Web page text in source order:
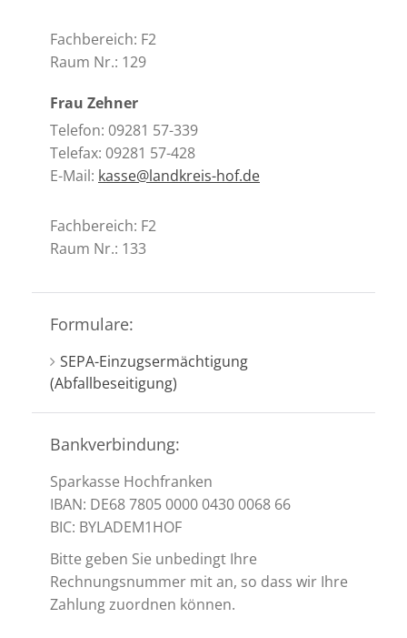
Fachbereich: F2
Raum Nr.: 129
Frau Zehner
Telefon: 09281 57-339
Telefax: 09281 57-428
E-Mail: kasse@landkreis-hof.de
Fachbereich: F2
Raum Nr.: 133
Formulare:
SEPA-Einzugsermächtigung
(Abfallbeseitigung)
Bankverbindung:
Sparkasse Hochfranken
IBAN: DE68 7805 0000 0430 0068 66
BIC: BYLADEM1HOF
Bitte geben Sie unbedingt Ihre
Rechnungsnummer mit an, so dass wir Ihre
Zahlung zuordnen können.